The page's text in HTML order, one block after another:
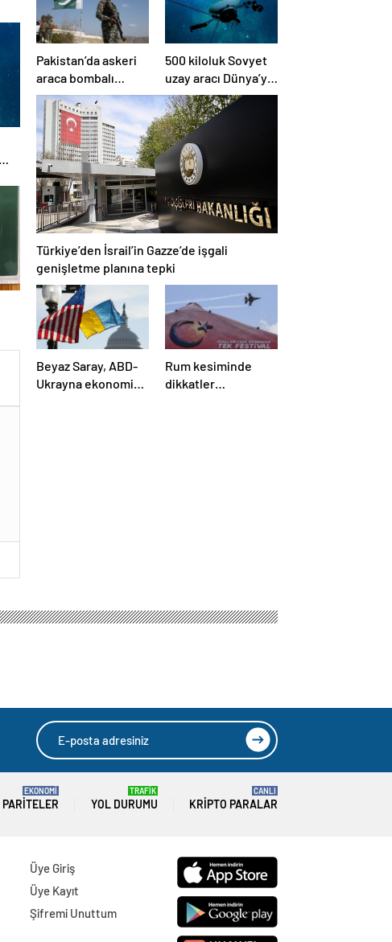
Pakistan’da askeri
araca bombalı
saldırı düzenlendi
500 kiloluk Sovyet
uzay aracı Dünya’ya
düşüyor: Türkiye de
risk altında
Türkiye’den İsrail’in Gazze’de işgali
genişletme planına tepki
Beyaz Saray, ABD-
Ukrayna ekonomik
Rum kesiminde
dikkatler
PARITELER
EKONOMİ
YOL DURUMU
TRAFİK
KRIPTO PARALAR
CANLI
Üye Giriş
Üye Kayıt
Şifremi Unuttum